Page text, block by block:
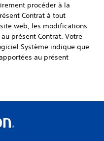
procéder à la
Contrat à tout
web, les modifications
présent Contrat. Votre
Système indique que
au présent